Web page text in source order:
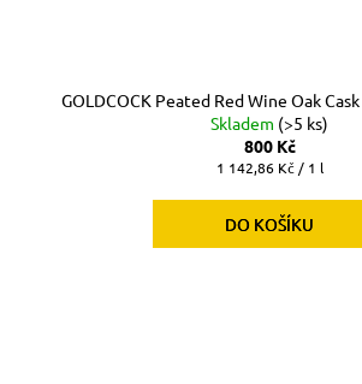
GOLDCOCK Peated Red Wine Oak
Skladem (>5 ks)
800 Kč
Měrná
1 142,86 Kč / 1 l
DO KOŠÍKU